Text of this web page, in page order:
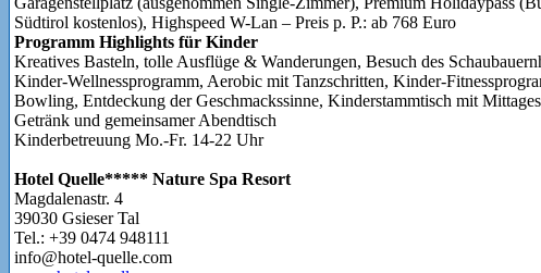
Südtirol kostenlos), Highspeed W-Lan – Preis p. P.: ab 768 Euro
Programm Highlights für Kinder
Kreatives Basteln, tolle Ausflüge & Wanderungen, Besuch des
Kinder-Wellnessprogramm, Aerobic mit Tanzschritten, Kinder-
Bowling, Entdeckung der Geschmackssinne, Kinderstammtisch mit
Getränk und gemeinsamer Abendtisch
Kinderbetreuung Mo.-Fr. 14-22 Uhr
Hotel Quelle***** Nature Spa Resort
Magdalenastr. 4
39030 Gsieser Tal
Tel.: +39 0474 948111
info@hotel-quelle.com